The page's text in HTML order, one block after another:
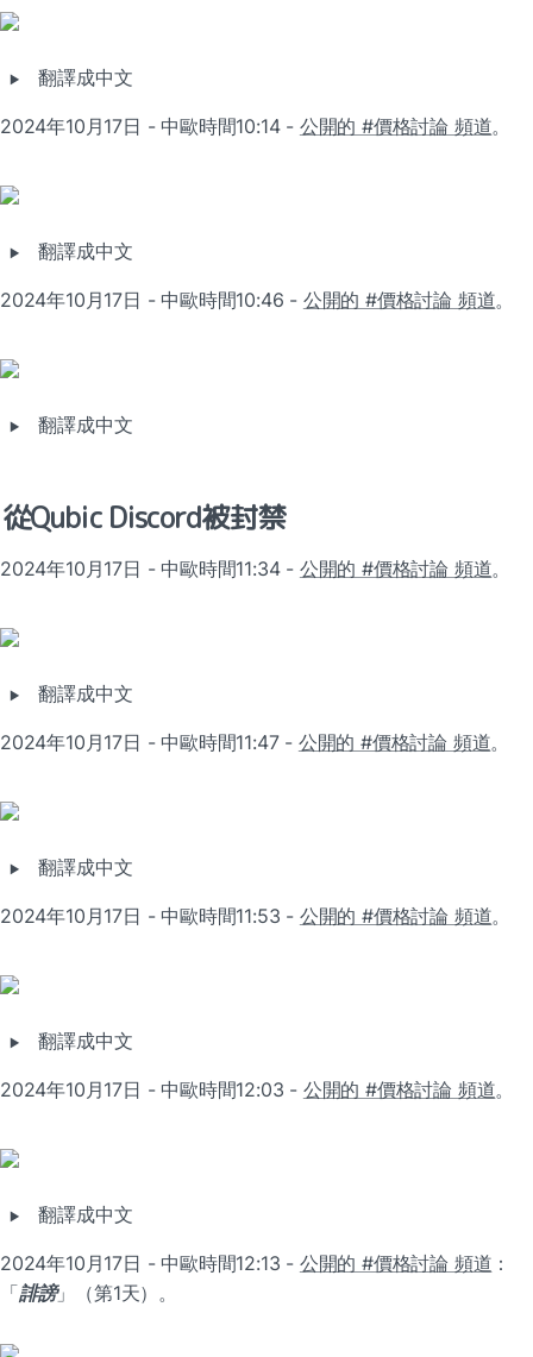
‣ 翻譯成中文
2024年10月17日 - 中歐時間10:14 - 公開的 #價格討論 頻道。
‣ 翻譯成中文
2024年10月17日 - 中歐時間10:46 - 公開的 #價格討論 頻道。
‣ 翻譯成中文
從Qubic Discord被封禁
2024年10月17日 - 中歐時間11:34 - 公開的 #價格討論 頻道。
‣ 翻譯成中文
2024年10月17日 - 中歐時間11:47 - 公開的 #價格討論 頻道。
‣ 翻譯成中文
2024年10月17日 - 中歐時間11:53 - 公開的 #價格討論 頻道。
‣ 翻譯成中文
2024年10月17日 - 中歐時間12:03 - 公開的 #價格討論 頻道。
‣ 翻譯成中文
2024年10月17日 - 中歐時間12:13 - 公開的 #價格討論 頻道 ：
「誹謗」（第1天）。